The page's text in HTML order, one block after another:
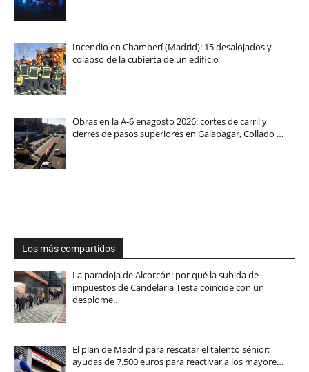
Incendio en Chamberí (Madrid): 15 desalojados y
colapso de la cubierta de un edificio
Obras en la A-6 enagosto 2026: cortes de carril y
cierres de pasos superiores en Galapagar, Collado …
Los más compartidos
La paradoja de Alcorcón: por qué la subida de
impuestos de Candelaria Testa coincide con un
desplome…
El plan de Madrid para rescatar el talento sénior:
ayudas de 7.500 euros para reactivar a los mayore…